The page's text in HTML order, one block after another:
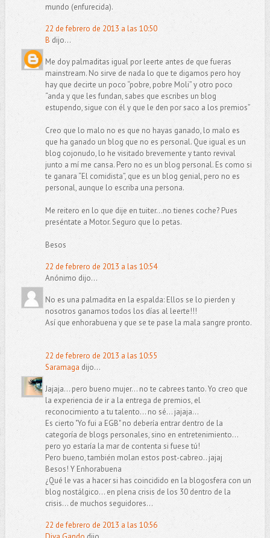
mundo (enfurecida).
22 de febrero de 2013 a las 10:50
B dijo...
Me doy palmaditas igual por leerte antes de que fueras
mainstream. No sirve de nada lo que te digamos pero hoy
hay que decirte un poco “pobre, pobre Moli” y otro poco
“anda y que les fundan, sabes que escribes un blog
estupendo, sigue con él y que le den por saco a los premios”
Creo que lo malo no es que no hayas ganado, lo malo es
que ha ganado un blog que no es personal. Que igual es un
blog cojonudo, lo he visitado brevemente y tanto revival
junto a mí me cansa. Pero no es un blog personal. Es como si
te ganara “El comidista”, que es un blog genial, pero no es
personal, aunque lo escriba una persona.
Me reitero en lo que dije en tuiter…no tienes coche? Pues
preséntate a Motor. Seguro que lo petas.
Besos
22 de febrero de 2013 a las 10:54
Anónimo dijo...
No es una palmadita en la espalda: Ellos se lo pierden y
nosotros ganamos todos los días al leerte!!!
Así que enhorabuena y que se te pase la mala sangre pronto.
22 de febrero de 2013 a las 10:55
Saramaga dijo...
Jajaja... pero bueno mujer... no te cabrees tanto. Yo creo que
la experiencia de ir a la entrega de premios, el
reconocimiento a tu talento... no sé... jajaja...
Es cierto "Yo fui a EGB" no debería entrar dentro de la
categoría de blogs personales, sino en entretenimiento...
pero yo estaría la mar de contenta si fuese tú!
Pero bueno, también molan estos post-cabreo.. jajaj
Besos! Y Enhorabuena
¿Qué le vas a hacer si has coincidido en la blogosfera con un
blog nostálgico... en plena crisis de los 30 dentro de la
crisis... de muchos seguidores...
22 de febrero de 2013 a las 10:56